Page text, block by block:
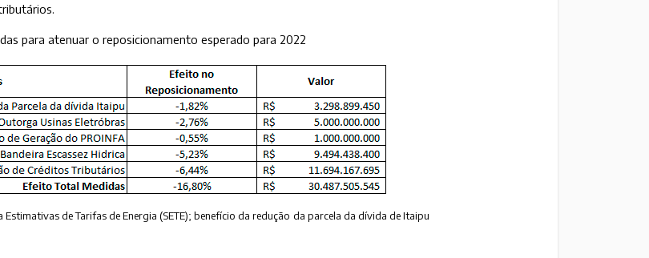
para atenuar o reposicionamento esperado para 2022
de Tarifas de Energia (SETE); benefício da redução da parcela da dívida de Itaipu